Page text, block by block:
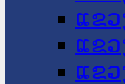
ແຂວ
ແຂວ
ແຂວ